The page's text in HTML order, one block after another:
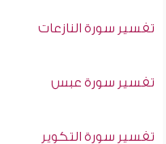
تفسير سورة النازعات
تفسير سورة عبس
تفسير سورة التكوير